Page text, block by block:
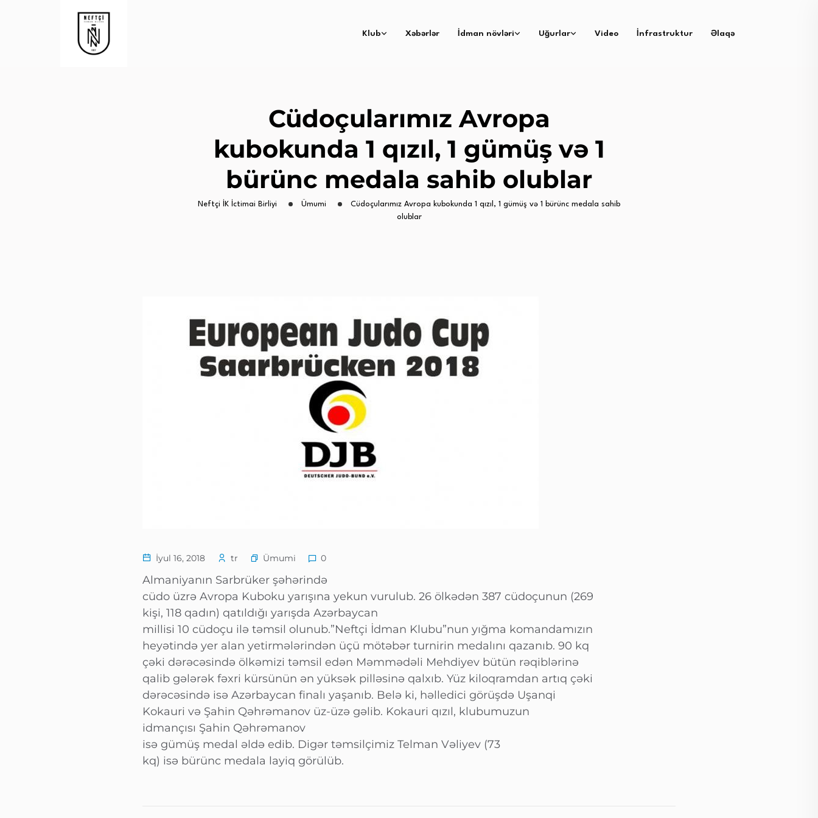
Klub Xəbərlər İdman növləri Uğurlar Video İnfrastruktur Əlaqə
Cüdoçularımız Avropa
kubokunda 1 qızıl, 1 gümüş və 1
bürünc medala sahib olublar
Neftçi İK İctimai Birliyi Ümumi
Cüdoçularımız Avropa kubokunda 1 qızıl, 1 gümüş və 1 bürünc medala sahib
olublar
İyul 16, 2018 tr Ümumi 0
Almaniyanın Sarbrüker şəhərində
cüdo üzrə Avropa Kuboku yarışına yekun vurulub. 26 ölkədən 387 cüdoçunun (269
kişi, 118 qadın) qatıldığı yarışda Azərbaycan
millisi 10 cüdoçu ilə təmsil olunub.”Neftçi İdman Klubu”nun yığma komandamızın
heyətində yer alan yetirmələrindən üçü mötəbər turnirin medalını qazanıb. 90 kq
çəki dərəcəsində ölkəmizi təmsil edən Məmmədəli Mehdiyev bütün rəqiblərinə
qalib gələrək fəxri kürsünün ən yüksək pilləsinə qalxıb. Yüz kiloqramdan artıq çəki
dərəcəsində isə Azərbaycan finalı yaşanıb. Belə ki, həlledici görüşdə Uşanqi
Kokauri və Şahin Qəhrəmanov üz-üzə gəlib. Kokauri qızıl, klubumuzun
idmançısı Şahin Qəhrəmanov
isə gümüş medal əldə edib. Digər təmsilçimiz Telman Vəliyev (73
kq) isə bürünc medala layiq görülüb.